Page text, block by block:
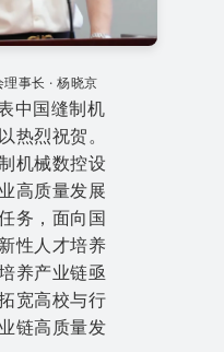
事长 · 杨晓京
中国缝制机
热烈祝贺。
机械数控设
高质量发展
务，面向国
性人才培养
养产业链亟
宽高校与行
链高质量发